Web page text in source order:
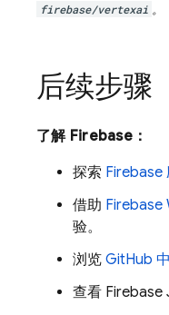
firebase/vertexai 。
后续步骤
了解 Firebase：
探索 Firebase
借助 Firebase
验。
浏览 GitHub
查看 Firebase